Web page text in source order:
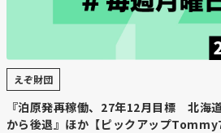
えぞ財団
『泊原発再稼働、27年12月目標 北海
から後退』ほか【ピックアップ